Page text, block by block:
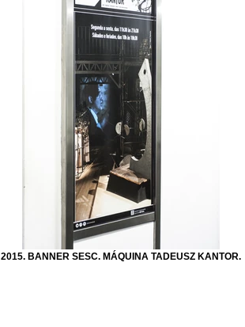
2015. BANNER SESC. MÁQUINA TADEUSZ KANTOR.